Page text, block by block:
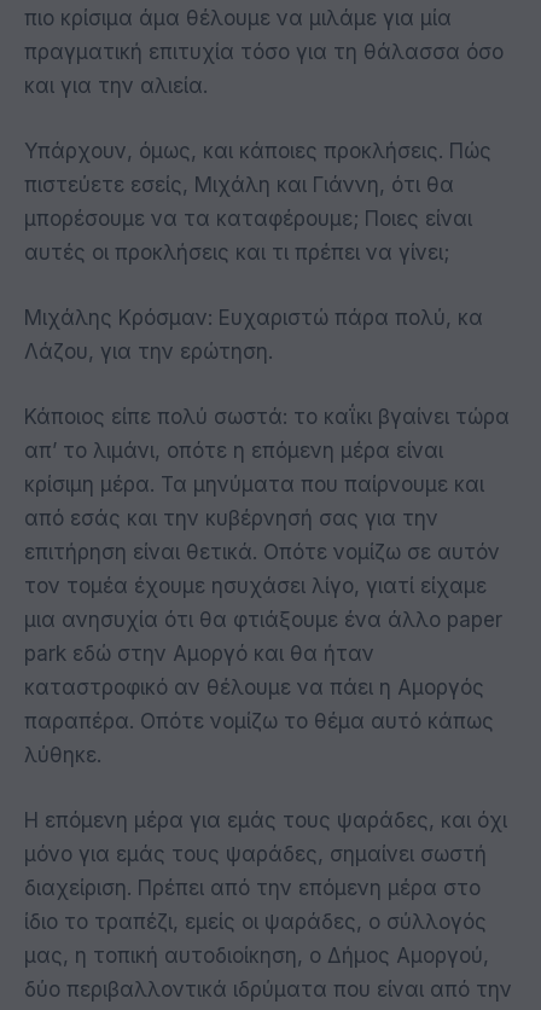
πιο κρίσιμα άμα θέλουμε να μιλάμε για μία
πραγματική επιτυχία τόσο για τη θάλασσα όσο
και για την αλιεία.
Υπάρχουν, όμως, και κάποιες προκλήσεις. Πώς
πιστεύετε εσείς, Μιχάλη και Γιάννη, ότι θα
μπορέσουμε να τα καταφέρουμε; Ποιες είναι
αυτές οι προκλήσεις και τι πρέπει να γίνει;
Μιχάλης Κρόσμαν: Ευχαριστώ πάρα πολύ, κα
Λάζου, για την ερώτηση.
Κάποιος είπε πολύ σωστά: το καΐκι βγαίνει τώρα
απ’ το λιμάνι, οπότε η επόμενη μέρα είναι
κρίσιμη μέρα. Τα μηνύματα που παίρνουμε και
από εσάς και την κυβέρνησή σας για την
επιτήρηση είναι θετικά. Οπότε νομίζω σε αυτόν
τον τομέα έχουμε ησυχάσει λίγο, γιατί είχαμε
μια ανησυχία ότι θα φτιάξουμε ένα άλλο paper
park εδώ στην Αμοργό και θα ήταν
καταστροφικό αν θέλουμε να πάει η Αμοργός
παραπέρα. Οπότε νομίζω το θέμα αυτό κάπως
λύθηκε.
Η επόμενη μέρα για εμάς τους ψαράδες, και όχι
μόνο για εμάς τους ψαράδες, σημαίνει σωστή
διαχείριση. Πρέπει από την επόμενη μέρα στο
ίδιο το τραπέζι, εμείς οι ψαράδες, ο σύλλογός
μας, η τοπική αυτοδιοίκηση, ο Δήμος Αμοργού,
δύο περιβαλλοντικά ιδρύματα που είναι από την